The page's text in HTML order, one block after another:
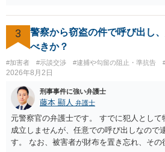
過失でも該当するでしょう。 因果関係（
ては，数週間経過している点も問題にな
がなくなれば，評価の仕方が大きく変わり
も，ご心配であるならば，お近くの弁護士
と思います。
3
警察から窃盗の件で呼び出し
べきか？
#加害者 #示談交渉 #逮捕や勾留の阻止・準抗告
2026年8月2日
刑事事件に強い弁護士
藤本 顯人 弁護士
元警察官の弁護士です。 すでに犯人とし
成立しませんが、任意での呼び出しなので
す。 なお、被害者が財布を置き忘れ、そ